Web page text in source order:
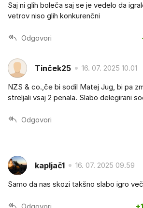
Saj ni glih boleča saj se je vedelo da
vetrov niso glih konkurenčni
Odgovori
Tinček25 16. 07. 2025 10.01
NZS & co.,če bi sodil Matej Jug, bi pa
streljali vsaj 2 penala. Slabo delegirani
Odgovori
kapljač1 16. 07. 2025 09.59
Samo da nas skozi takšno slabo igro
Odgovori